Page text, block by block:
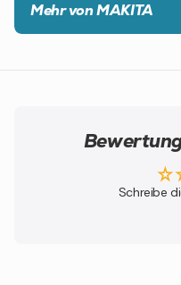
Mehr von MAKITA
Schreibe